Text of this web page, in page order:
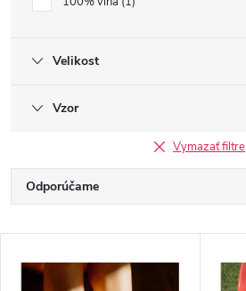
Velikost
Vzor
Vymazať filtre
R
a
d
Odporúčame
V